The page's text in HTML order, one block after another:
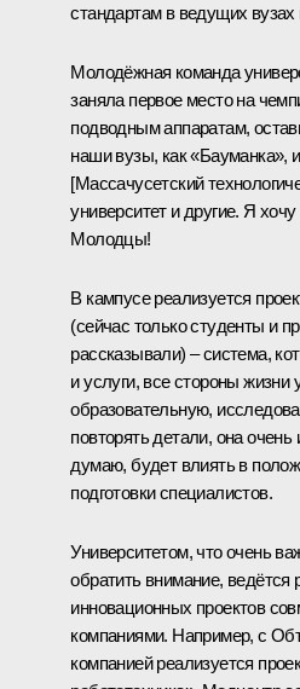
стандартам в ведущих вузах
Молодёжная команда
заняла первое место на
подводным аппаратам,
наши вузы, как «Бауманка»,
[Массачусетский
университет и другие. Я
Молодцы!
В кампусе реализуется
(сейчас только студенты и
рассказывали) – система,
и услуги, все стороны
образовательную,
повторять детали, она
думаю, будет влиять в
подготовки специалистов.
Университетом, что очень
обратить внимание, ведётся
инновационных проектов
компаниями. Например, с
компанией реализуется